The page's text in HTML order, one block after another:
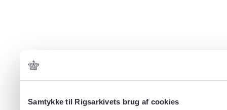
Samtykke til Rigsarkivets brug af cookies